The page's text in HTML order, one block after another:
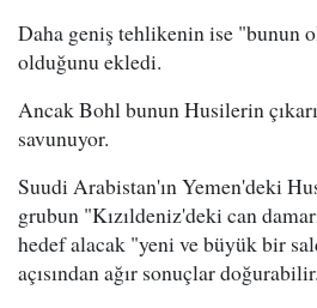
Daha geniş tehlikenin ise "bunun
olduğunu ekledi.
Ancak Bohl bunun Husilerin
savunuyor.
Suudi Arabistan'ın Yemen'deki
grubun "Kızıldeniz'deki can
hedef alacak "yeni ve büyük bir
açısından ağır sonuçlar doğurabilir.